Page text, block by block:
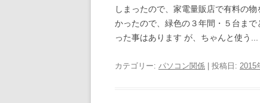
しまったので、家電量販店で有料の
かったので、緑色の３年間・５台ま
った事はあります が、ちゃんと使う...
カテゴリー: パソコン関係 | 投稿日: 2015